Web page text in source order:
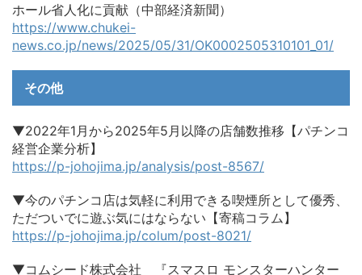
ホール省人化に貢献（中部経済新聞）
https://www.chukei-
news.co.jp/news/2025/05/31/OK0002505310101_01/
その他
▼2022年1月から2025年5月以降の店舗数推移【パチンコ
経営企業分析】
https://p-johojima.jp/analysis/post-8567/
▼今のパチンコ店は気軽に利用できる喫煙所として優秀、
ただついでに遊ぶ気にはならない【寄稿コラム】
https://p-johojima.jp/colum/post-8021/
▼コムシード株式会社 『スマスロ モンスターハンター